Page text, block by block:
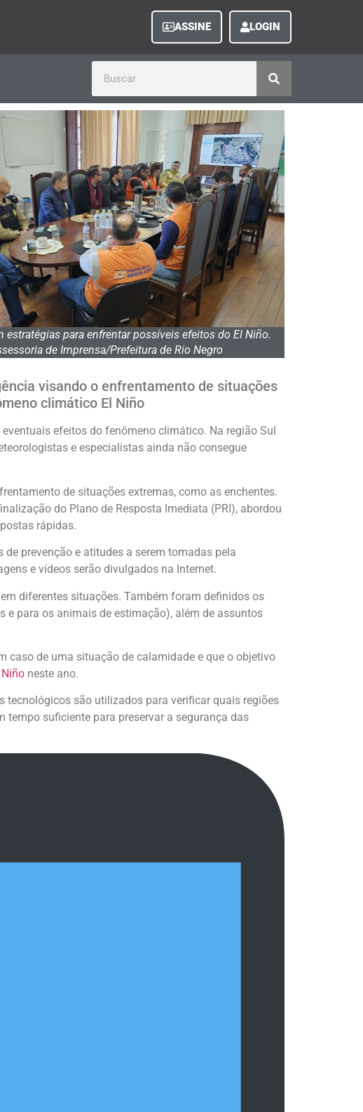
ASSINE LOGIN
estratégias para enfrentar possíveis efeitos do El Niño.
de Imprensa/Prefeitura de Rio Negro
visando o enfrentamento de situações
climático El Niño
efeitos do fenômeno climático. Na região Sul
e especialistas ainda não consegue
de situações extremas, como as enchentes.
do Plano de Resposta Imediata (PRI), abordou
rápidas.
prevenção e atitudes a serem tomadas pela
e vídeos serão divulgados na Internet.
diferentes situações. Também foram definidos os
e para os animais de estimação), além de assuntos
caso de uma situação de calamidade e que o objetivo
Niño neste ano.
tecnológicos são utilizados para verificar quais regiões
suficiente para preservar a segurança das